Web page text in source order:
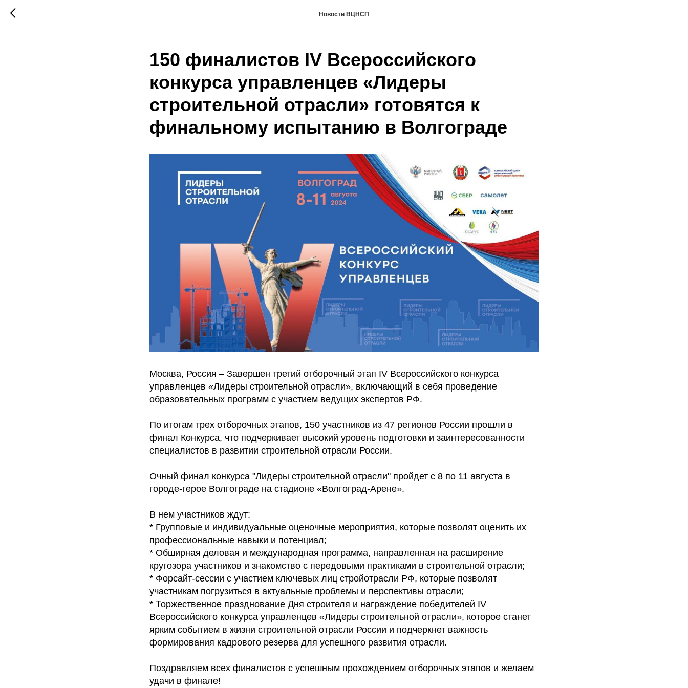
Новости ВЦНСП
150 финалистов IV Всероссийского
конкурса управленцев «Лидеры
строительной отрасли» готовятся к
финальному испытанию в Волгограде
Москва, Россия – Завершен третий отборочный этап IV Всероссийского конкурса
управленцев «Лидеры строительной отрасли», включающий в себя проведение
образовательных программ с участием ведущих экспертов РФ.
По итогам трех отборочных этапов, 150 участников из 47 регионов России прошли в
финал Конкурса, что подчеркивает высокий уровень подготовки и заинтересованности
специалистов в развитии строительной отрасли России.
Очный финал конкурса "Лидеры строительной отрасли" пройдет с 8 по 11 августа в
городе-герое Волгограде на стадионе «Волгоград-Арене».
В нем участников ждут:
* Групповые и индивидуальные оценочные мероприятия, которые позволят оценить их
профессиональные навыки и потенциал;
* Обширная деловая и международная программа, направленная на расширение
кругозора участников и знакомство с передовыми практиками в строительной отрасли;
* Форсайт-сессии с участием ключевых лиц стройотрасли РФ, которые позволят
участникам погрузиться в актуальные проблемы и перспективы отрасли;
* Торжественное празднование Дня строителя и награждение победителей IV
Всероссийского конкурса управленцев «Лидеры строительной отрасли», которое станет
ярким событием в жизни строительной отрасли России и подчеркнет важность
формирования кадрового резерва для успешного развития отрасли.
Поздравляем всех финалистов с успешным прохождением отборочных этапов и желаем
удачи в финале!